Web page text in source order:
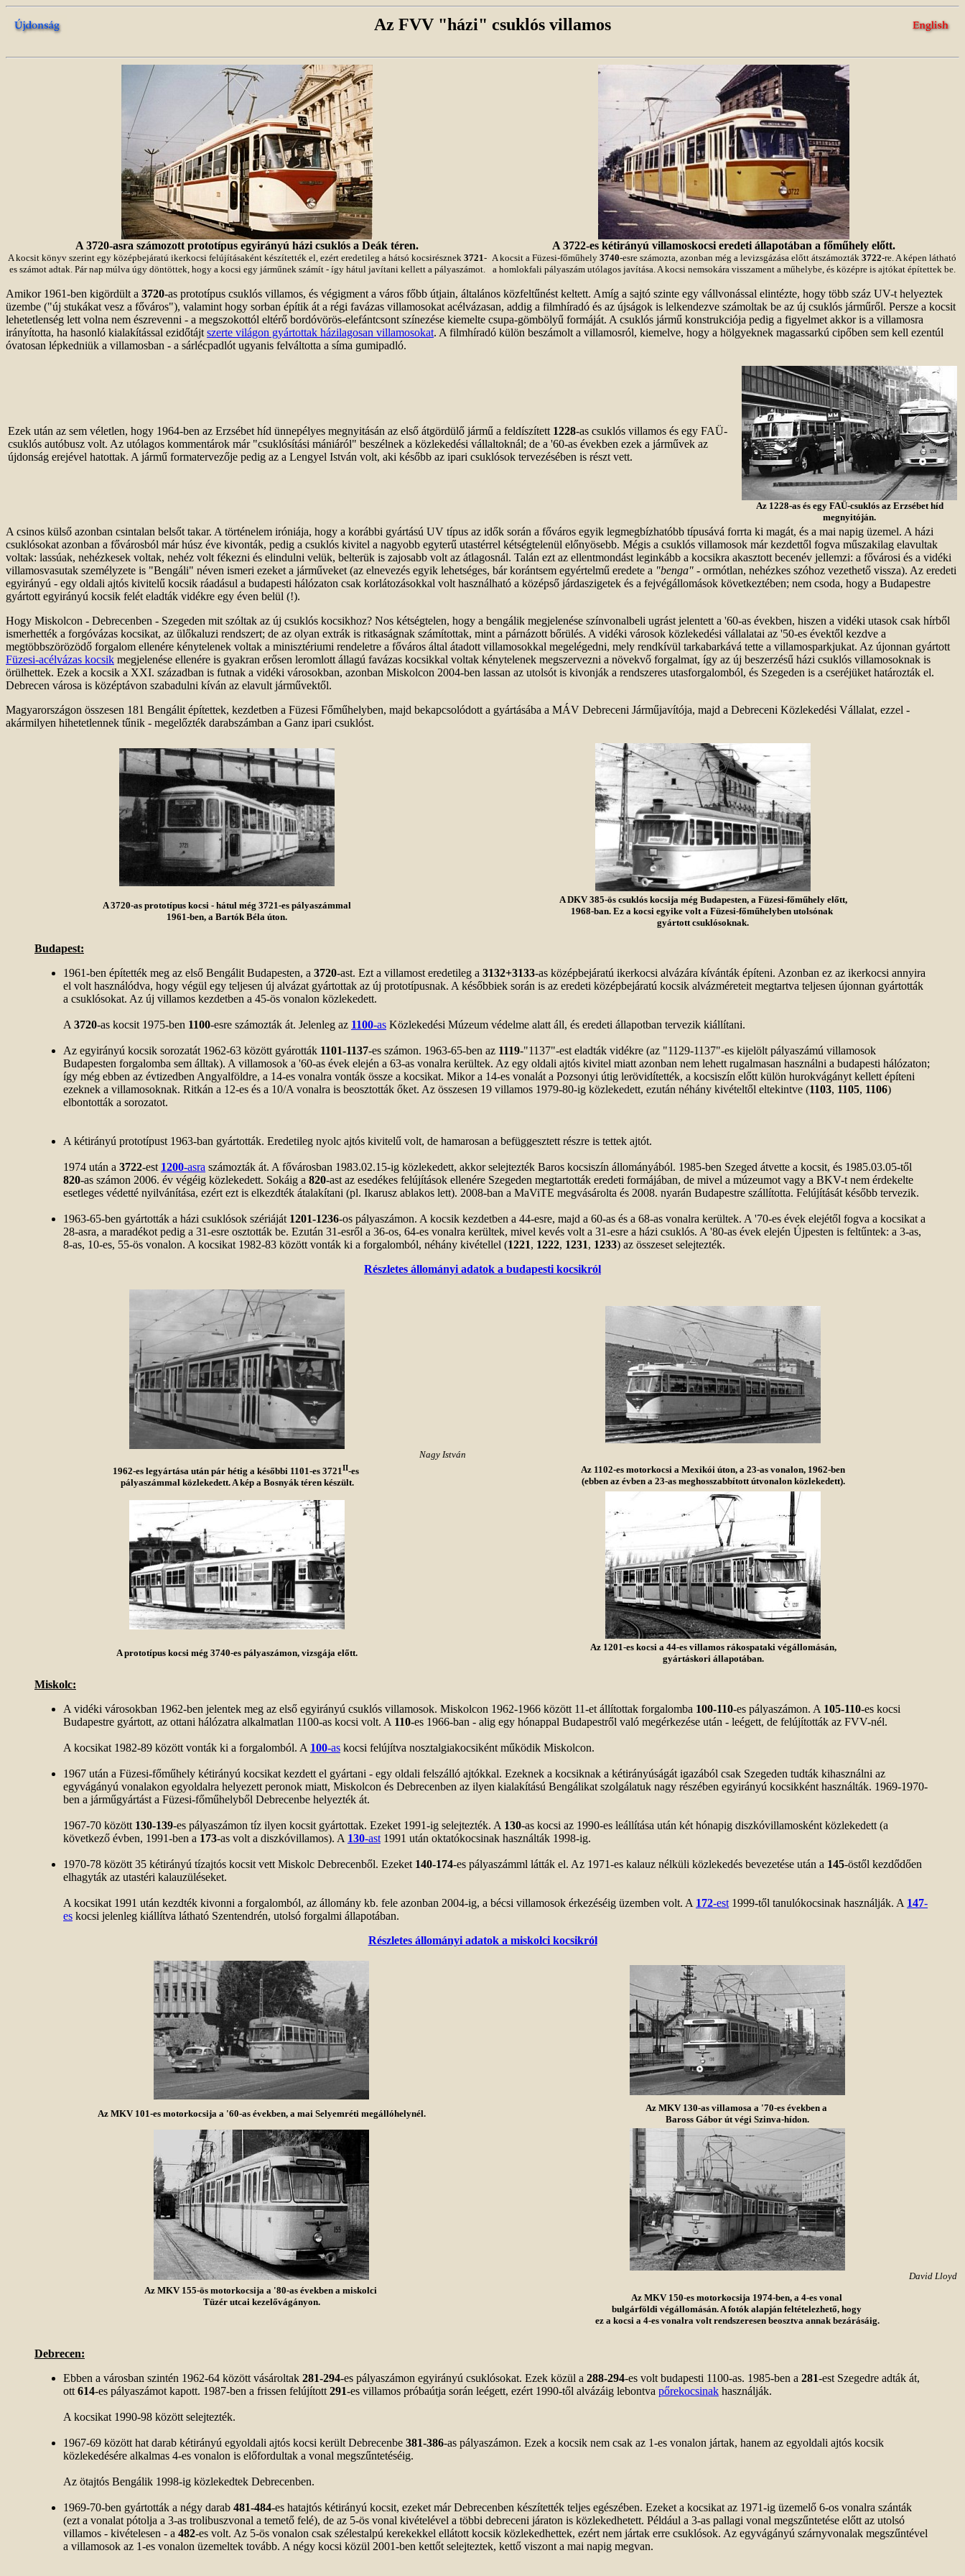
Az FVV "házi" csuklós villamos
A 3720-asra számozott prototípus egyirányú házi csuklós a Deák téren.
A kocsit könyv szerint egy középbejáratú ikerkocsi felújításaként készítették el, ezért eredetileg a hátsó kocsirésznek 3721-
es számot adtak. Pár nap múlva úgy döntöttek, hogy a kocsi egy járműnek számít - így hátul javítani kellett a pályaszámot.
A 3722-es kétirányú villamoskocsi eredeti állapotában a főműhely előtt.
A kocsit a Füzesi-főműhely 3740-esre számozta, azonban még a levizsgázása előtt átszámozták 3722-re. A képen látható
a homlokfali pályaszám utólagos javítása. A kocsi nemsokára visszament a műhelybe, és középre is ajtókat építettek be.
Amikor 1961-ben kigördült a 3720-as prototípus csuklós villamos, és végigment a város főbb útjain, általános közfeltűnést keltett. Amíg a sajtó szinte egy vállvonással elintézte, hogy több száz UV-t helyeztek
üzembe ("új stukákat vesz a főváros"), valamint hogy sorban építik át a régi favázas villamosokat acélvázasan, addig a filmhíradó és az újságok is lelkendezve számoltak be az új csuklós járműről. Persze a kocsit
lehetetlenség lett volna nem észrevenni - a megszokottól eltérő bordóvörös-elefántcsont színezése kiemelte csupa-gömbölyű formáját. A csuklós jármű konstrukciója pedig a figyelmet akkor is a villamosra
irányította, ha hasonló kialakítással ezidőtájt szerte világon gyártottak házilagosan villamosokat. A filmhíradó külön beszámolt a villamosról, kiemelve, hogy a hölgyeknek magassarkú cipőben sem kell ezentúl
óvatosan lépkedniük a villamosban - a sárlécpadlót ugyanis felváltotta a síma gumipadló.
Ezek után az sem véletlen, hogy 1964-ben az Erzsébet híd ünnepélyes megnyitásán az első átgördülő jármű a feldíszített 1228-as csuklós villamos és egy FAÜ-
csuklós autóbusz volt. Az utólagos kommentárok már "csuklósítási mániáról" beszélnek a közlekedési vállaltoknál; de a '60-as években ezek a járművek az
újdonság erejével hatottak. A jármű formatervezője pedig az a Lengyel István volt, aki később az ipari csuklósok tervezésében is részt vett.
Az 1228-as és egy FAÜ-csuklós az Erzsébet híd
megnyitóján.
A csinos külső azonban csintalan belsőt takar. A történelem iróniája, hogy a korábbi gyártású UV típus az idők során a főváros egyik legmegbízhatóbb típusává forrta ki magát, és a mai napig üzemel. A házi
csuklósokat azonban a fővárosból már húsz éve kivonták, pedig a csuklós kivitel a nagyobb egyterű utastérrel kétségtelenül előnyösebb. Mégis a csuklós villamosok már kezdettől fogva műszakilag elavultak
voltak: lassúak, nehézkesek voltak, nehéz volt fékezni és elindulni velük, belterük is zajosabb volt az átlagosnál. Talán ezt az ellentmondást leginkább a kocsikra akasztott becenév jellemzi: a fővárosi és a vidéki
villamosvasutak személyzete is "Bengáli" néven ismeri ezeket a járműveket (az elnevezés egyik lehetséges, bár korántsem egyértelmű eredete a "benga" - ormótlan, nehézkes szóhoz vezethető vissza). Az eredeti
egyirányú - egy oldali ajtós kivitelű kocsik ráadásul a budapesti hálózaton csak korlátozásokkal volt használható a középső járdaszigetek és a fejvégállomások következtében; nem csoda, hogy a Budapestre
gyártott egyirányú kocsik felét eladták vidékre egy éven belül (!).
Hogy Miskolcon - Debrecenben - Szegeden mit szóltak az új csuklós kocsikhoz? Nos kétségtelen, hogy a bengálik megjelenése színvonalbeli ugrást jelentett a '60-as években, hiszen a vidéki utasok csak hírből
ismerhették a forgóvázas kocsikat, az ülőkaluzi rendszert; de az olyan extrák is ritkaságnak számítottak, mint a párnázott bőrülés. A vidéki városok közlekedési vállalatai az '50-es évektől kezdve a
megtöbbszörözödő forgalom ellenére kénytelenek voltak a minisztériumi rendeletre a főváros által átadott villamosokkal megelégedni, mely rendkívül tarkabarkává tette a villamosparkjukat. Az újonnan gyártott
Füzesi-acélvázas kocsik megjelenése ellenére is gyakran erősen leromlott állagú favázas kocsikkal voltak kénytelenek megszervezni a növekvő forgalmat, így az új beszerzésű házi csuklós villamosoknak is
örülhettek. Ezek a kocsik a XXI. században is futnak a vidéki városokban, azonban Miskolcon 2004-ben lassan az utolsót is kivonják a rendszeres utasforgalomból, és Szegeden is a cseréjüket határozták el.
Debrecen városa is középtávon szabadulni kíván az elavult járművektől.
Magyarországon összesen 181 Bengálit építettek, kezdetben a Füzesi Főműhelyben, majd bekapcsolódott a gyártásába a MÁV Debreceni Járműjavítója, majd a Debreceni Közlekedési Vállalat, ezzel -
akármilyen hihetetlennek tűnik - megelőzték darabszámban a Ganz ipari csuklóst.
A 3720-as prototípus kocsi - hátul még 3721-es pályaszámmal
1961-ben, a Bartók Béla úton.
A DKV 385-ös csuklós kocsija még Budapesten, a Füzesi-főműhely előtt,
1968-ban. Ez a kocsi egyike volt a Füzesi-főműhelyben utolsónak
gyártott csuklósoknak.
Budapest:
1961-ben építették meg az első Bengálit Budapesten, a 3720-ast. Ezt a villamost eredetileg a 3132+3133-as középbejáratú ikerkocsi alvázára kívánták építeni. Azonban ez az ikerkocsi annyira
el volt használódva, hogy végül egy teljesen új alvázat gyártottak az új prototípusnak. A későbbiek során is az eredeti középbejáratú kocsik alvázméreteit megtartva teljesen újonnan gyártották
a csuklósokat. Az új villamos kezdetben a 45-ös vonalon közlekedett.
A 3720-as kocsit 1975-ben 1100-esre számozták át. Jelenleg az 1100-as Közlekedési Múzeum védelme alatt áll, és eredeti állapotban tervezik kiállítani.
Az egyirányú kocsik sorozatát 1962-63 között gyárották 1101-1137-es számon. 1963-65-ben az 1119-"1137"-est eladták vidékre (az "1129-1137"-es kijelölt pályaszámú villamosok
Budapesten forgalomba sem álltak). A villamosok a '60-as évek elején a 63-as vonalra kerültek. Az egy oldali ajtós kivitel miatt azonban nem lehett rugalmasan használni a budapesti hálózaton;
így még ebben az évtizedben Angyalföldre, a 14-es vonalra vonták össze a kocsikat. Mikor a 14-es vonalát a Pozsonyi útig lerövidítették, a kocsiszín előtt külön hurokvágányt kellett építeni
ezeknek a villamosoknak. Ritkán a 12-es és a 10/A vonalra is beosztották őket. Az összesen 19 villamos 1979-80-ig közlekedett, ezután néhány kivételtől eltekintve (1103, 1105, 1106)
elbontották a sorozatot.
A kétirányú prototípust 1963-ban gyártották. Eredetileg nyolc ajtós kivitelű volt, de hamarosan a befüggesztett részre is tettek ajtót.
1974 után a 3722-est 1200-asra számozták át. A fővárosban 1983.02.15-ig közlekedett, akkor selejtezték Baros kocsiszín állományából. 1985-ben Szeged átvette a kocsit, és 1985.03.05-től
820-as számon 2006. év végéig közlekedett. Sokáig a 820-ast az esedékes felújítások ellenére Szegeden megtartották eredeti formájában, de mivel a múzeumot vagy a BKV-t nem érdekelte
esetleges védetté nyilvánítása, ezért ezt is elkezdték átalakítani (pl. Ikarusz ablakos lett). 2008-ban a MaViTE megvásárolta és 2008. nyarán Budapestre szállította. Felújítását később tervezik.
1963-65-ben gyártották a házi csuklósok szériáját 1201-1236-os pályaszámon. A kocsik kezdetben a 44-esre, majd a 60-as és a 68-as vonalra kerültek. A '70-es évek elejétől fogva a kocsikat a
28-asra, a maradékot pedig a 31-esre osztották be. Ezután 31-esről a 36-os, 64-es vonalra kerültek, mivel kevés volt a 31-esre a házi csuklós. A '80-as évek elején Újpesten is feltűntek: a 3-as,
8-as, 10-es, 55-ös vonalon. A kocsikat 1982-83 között vonták ki a forgalomból, néhány kivétellel (1221, 1222, 1231, 1233) az összeset selejtezték.
Részletes állományi adatok a budapesti kocsikról
Nagy István
1962-es legyártása után pár hétig a későbbi 1101-es 3721II-es
pályaszámmal közlekedett. A kép a Bosnyák téren készült.
Az 1102-es motorkocsi a Mexikói úton, a 23-as vonalon, 1962-ben
(ebben az évben a 23-as meghosszabbított útvonalon közlekedett).
A prototípus kocsi még 3740-es pályaszámon, vizsgája előtt.
Az 1201-es kocsi a 44-es villamos rákospataki végállomásán,
gyártáskori állapotában.
Miskolc:
A vidéki városokban 1962-ben jelentek meg az első egyirányú csuklós villamosok. Miskolcon 1962-1966 között 11-et állítottak forgalomba 100-110-es pályaszámon. A 105-110-es kocsi
Budapestre gyártott, az ottani hálózatra alkalmatlan 1100-as kocsi volt. A 110-es 1966-ban - alig egy hónappal Budapestről való megérkezése után - leégett, de felújították az FVV-nél.
A kocsikat 1982-89 között vonták ki a forgalomból. A 100-as kocsi felújítva nosztalgiakocsiként működik Miskolcon.
1967 után a Füzesi-főműhely kétirányú kocsikat kezdett el gyártani - egy oldali felszálló ajtókkal. Ezeknek a kocsiknak a kétirányúságát igazából csak Szegeden tudták kihasználni az
egyvágányú vonalakon egyoldalra helyezett peronok miatt, Miskolcon és Debrecenben az ilyen kialakítású Bengálikat szolgálatuk nagy részében egyirányú kocsikként használták. 1969-1970-
ben a járműgyártást a Füzesi-főműhelyből Debrecenbe helyezték át.
1967-70 között 130-139-es pályaszámon tíz ilyen kocsit gyártottak. Ezeket 1991-ig selejtezték. A 130-as kocsi az 1990-es leállítása után két hónapig diszkóvillamosként közlekedett (a
következő évben, 1991-ben a 173-as volt a diszkóvillamos). A 130-ast 1991 után oktatókocsinak használták 1998-ig.
1970-78 között 35 kétirányú tízajtós kocsit vett Miskolc Debrecenből. Ezeket 140-174-es pályaszámml látták el. Az 1971-es kalauz nélküli közlekedés bevezetése után a 145-östől kezdődően
elhagyták az utastéri kalauzüléseket.
A kocsikat 1991 után kezdték kivonni a forgalomból, az állomány kb. fele azonban 2004-ig, a bécsi villamosok érkezéséig üzemben volt. A 172-est 1999-től tanulókocsinak használják. A 147-
es kocsi jelenleg kiállítva látható Szentendrén, utolsó forgalmi állapotában.
Részletes állományi adatok a miskolci kocsikról
Az MKV 101-es motorkocsija a '60-as években, a mai Selyemréti megállóhelynél.
Az MKV 130-as villamosa a '70-es években a
Baross Gábor út végi Szinva-hídon.
David Lloyd
Az MKV 155-ös motorkocsija a '80-as években a miskolci
Tüzér utcai kezelővágányon.
Az MKV 150-es motorkocsija 1974-ben, a 4-es vonal
bulgárföldi végállomásán. A fotók alapján feltételezhető, hogy
ez a kocsi a 4-es vonalra volt rendszeresen beosztva annak bezárásáig.
Debrecen:
Ebben a városban szintén 1962-64 között vásároltak 281-294-es pályaszámon egyirányú csuklósokat. Ezek közül a 288-294-es volt budapesti 1100-as. 1985-ben a 281-est Szegedre adták át,
ott 614-es pályaszámot kapott. 1987-ben a frissen felújított 291-es villamos próbaútja során leégett, ezért 1990-től alvázáig lebontva pőrekocsinak használják.
A kocsikat 1990-98 között selejtezték.
1967-69 között hat darab kétirányú egyoldali ajtós kocsi került Debrecenbe 381-386-as pályaszámon. Ezek a kocsik nem csak az 1-es vonalon jártak, hanem az egyoldali ajtós kocsik
közlekedésére alkalmas 4-es vonalon is előfordultak a vonal megszűntetéséig.
Az ötajtós Bengálik 1998-ig közlekedtek Debrecenben.
1969-70-ben gyártották a négy darab 481-484-es hatajtós kétirányú kocsit, ezeket már Debrecenben készítették teljes egészében. Ezeket a kocsikat az 1971-ig üzemelő 6-os vonalra szánták
(ezt a vonalat pótolja a 3-as trolibuszvonal a temető felé), de az 5-ös vonal kivételével a többi debreceni járaton is közlekedhetett. Például a 3-as pallagi vonal megszűntetése előtt az utolsó
villamos - kivételesen - a 482-es volt. Az 5-ös vonalon csak szélestalpú kerekekkel ellátott kocsik közlekedhettek, ezért nem jártak erre csuklósok. Az egyvágányú szárnyvonalak megszűntével
a villamosok az 1-es vonalon üzemeltek tovább. A négy kocsi közül 2001-ben kettőt selejteztek, kettő viszont a mai napig megvan.